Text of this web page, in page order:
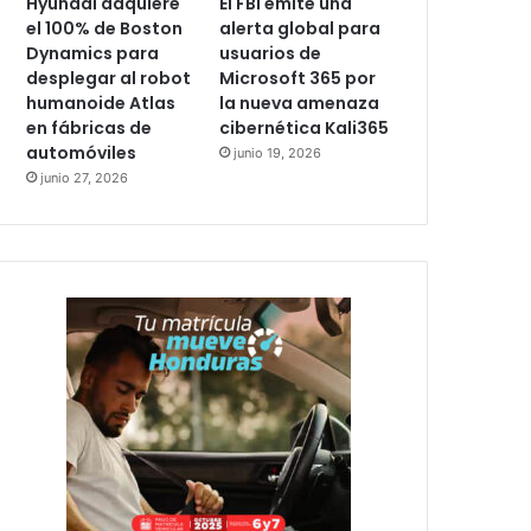
el 100% de Boston
Dynamics para
desplegar al robot
humanoide Atlas
en fábricas de
automóviles
junio 27, 2026
alerta global para
usuarios de
Microsoft 365 por
la nueva amenaza
cibernética Kali365
junio 19, 2026